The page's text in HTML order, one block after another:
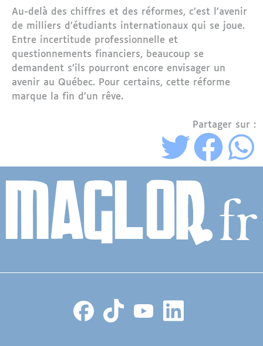
Au-delà des chiffres et des réformes, c’est l’avenir
de milliers d’étudiants internationaux qui se joue.
Entre incertitude professionnelle et
questionnements financiers, beaucoup se
demandent s’ils pourront encore envisager un
avenir au Québec. Pour certains, cette réforme
marque la fin d’un rêve.
Partager sur :